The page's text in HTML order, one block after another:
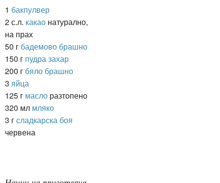
1 бакпулвер
2 с.л. какао натурално,
на прах
50 г бадемово брашно
150 г пудра захар
200 г бяло брашно
3 яйца
125 г масло разтопено
320 мл мляко
3 гсладкарска боя
червена